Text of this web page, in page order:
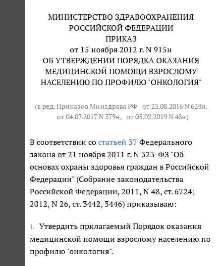
МИНИСТЕРСТВО ЗДРАВООХРАНЕНИЯ
РОССИЙСКОЙ ФЕДЕРАЦИИ
ПРИКАЗ
от 15 ноября 2012 г. N 915н
ОБ УТВЕРЖДЕНИИ ПОРЯДКА ОКАЗАНИЯ
МЕДИЦИНСКОЙ ПОМОЩИ ВЗРОСЛОМУ
НАСЕЛЕНИЮ ПО ПРОФИЛЮ "ОНКОЛОГИЯ"
(в ред. Приказов Минздрава РФ от 23.08.2016 N 624н,
от 04.07.2017 N 379н, от 05.02.2019 N 48н)
В соответствии со статьей 37 Федерального
закона от 21 ноября 2011 г. N 323-ФЗ "Об
основах охраны здоровья граждан в Российской
Федерации" (Собрание законодательства
Российской Федерации, 2011, N 48, ст. 6724;
2012, N 26, ст. 3442, 3446) приказываю:
1.
Утвердить прилагаемый Порядок оказания
медицинской помощи взрослому населению по
профилю "онкология".